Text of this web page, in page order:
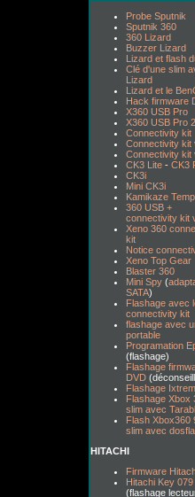
Probe Sputnik
Sputnik 360
360 Lizard
Buzzer Lizard
Lizard et flash
Clé d'une slim
Lizard
Lizard et le
Hack firmware
X360 USB Pro
X360 USB Pro 2
Connectivity kit
Connectivity kit
Connectivity kit
CK3 Lite - CK3
CK3i
Mini CK3i
Kamikaze
360 USB +
connectivity kit
Xeno 360
kit
Notice
Xeno Top Gear
Blaster 360
Mini Spy (
SATA)
Flashage avec
connectivity kit
flashage avec
portable
Programation
(flashage)
Flashage
DVD
Flashage
Flashage Xbox
slim avec
Flash Xbox360
slim avec
HITACHI
Firmware
Hitachi Key 079
(flashage